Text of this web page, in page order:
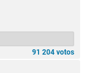
91 204 votos